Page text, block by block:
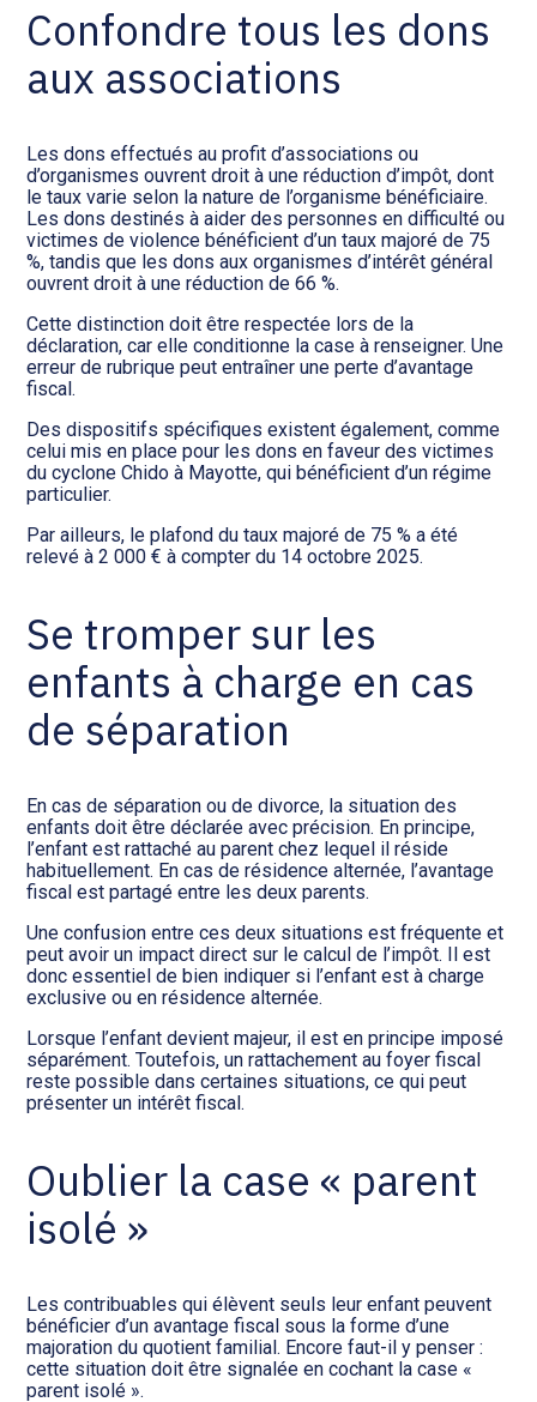
Confondre tous les dons
aux associations
Les dons effectués au profit d’associations ou
d’organismes ouvrent droit à une réduction d’impôt, dont
le taux varie selon la nature de l’organisme bénéficiaire.
Les dons destinés à aider des personnes en difficulté ou
victimes de violence bénéficient d’un taux majoré de 75
%, tandis que les dons aux organismes d’intérêt général
ouvrent droit à une réduction de 66 %.
Cette distinction doit être respectée lors de la
déclaration, car elle conditionne la case à renseigner. Une
erreur de rubrique peut entraîner une perte d’avantage
fiscal.
Des dispositifs spécifiques existent également, comme
celui mis en place pour les dons en faveur des victimes
du cyclone Chido à Mayotte, qui bénéficient d’un régime
particulier.
Par ailleurs, le plafond du taux majoré de 75 % a été
relevé à 2 000 € à compter du 14 octobre 2025.
Se tromper sur les
enfants à charge en cas
de séparation
En cas de séparation ou de divorce, la situation des
enfants doit être déclarée avec précision. En principe,
l’enfant est rattaché au parent chez lequel il réside
habituellement. En cas de résidence alternée, l’avantage
fiscal est partagé entre les deux parents.
Une confusion entre ces deux situations est fréquente et
peut avoir un impact direct sur le calcul de l’impôt. Il est
donc essentiel de bien indiquer si l’enfant est à charge
exclusive ou en résidence alternée.
Lorsque l’enfant devient majeur, il est en principe imposé
séparément. Toutefois, un rattachement au foyer fiscal
reste possible dans certaines situations, ce qui peut
présenter un intérêt fiscal.
Oublier la case « parent
isolé »
Les contribuables qui élèvent seuls leur enfant peuvent
bénéficier d’un avantage fiscal sous la forme d’une
majoration du quotient familial. Encore faut-il y penser :
cette situation doit être signalée en cochant la case «
parent isolé ».